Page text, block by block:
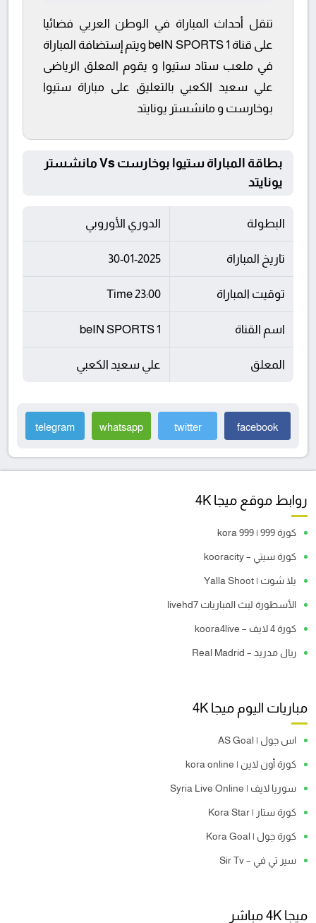
تنقل أحداث المباراة في الوطن العربي فضائيا
على قناة beIN SPORTS 1 ويتم إستضافة المباراة
في ملعب ستاد ستيوا و يقوم المعلق الرياضى
علي سعيد الكعبي بالتعليق على مباراة ستيوا
بوخارست و مانشستر يونايتد
بطاقة المباراة ستيوا بوخارست Vs مانشستر
يونايتد
البطولة الدوري الأوروبي
تاريخ المباراة 30-01-2025
توقيت المباراة 23:00 Time
اسم القناة beIN SPORTS 1
المعلق علي سعيد الكعبي
facebook
twitter
whatsapp
telegram
روابط موقع ميجا 4K
كورة 999 | kora 999
كورة سيتي – kooracity
يلا شوت | Yalla Shoot
الأسطورة لبث المباريات livehd7
كورة 4 لايف – koora4live
ريال مدريد – Real Madrid
مباريات اليوم ميجا 4K
اس جول | AS Goal
كورة أون لاين | kora online
سوريا لايف | Syria Live Online
كورة ستار | Kora Star
كورة جول | Kora Goal
سير تي في – Sir Tv
ميجا 4K مباشر